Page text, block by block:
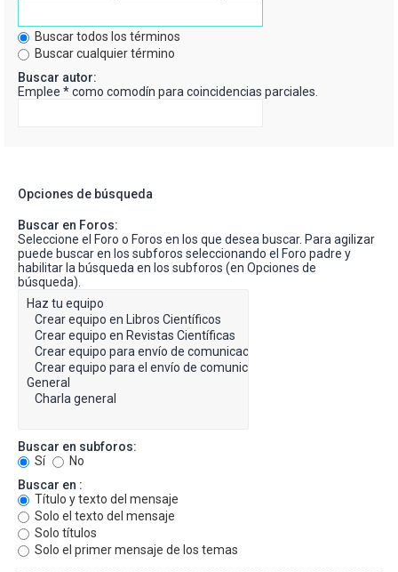
Buscar todos los términos
Buscar cualquier término
Buscar autor:
Emplee * como comodín para coincidencias parciales.
Opciones de búsqueda
Buscar en Foros:
Seleccione el Foro o Foros en los que desea buscar. Para agilizar
puede buscar en los subforos seleccionando el Foro padre y
habilitar la búsqueda en los subforos (en Opciones de
búsqueda).
Buscar en subforos:
Sí
No
Buscar en :
Título y texto del mensaje
Solo el texto del mensaje
Solo títulos
Solo el primer mensaje de los temas